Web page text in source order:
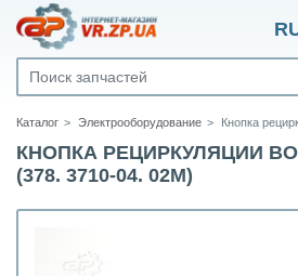
Каталог Электрооборудование Кнопка
КНОПКА РЕЦИРКУЛЯЦИИ
(378. 3710-04. 02М)